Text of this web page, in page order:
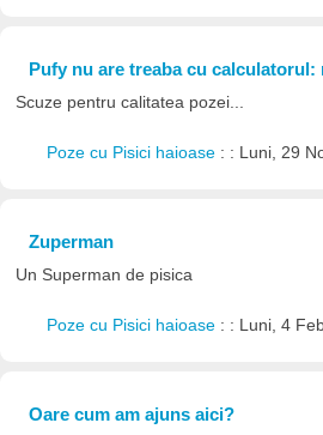
Pufy nu are treaba cu calculatorul:
Scuze pentru calitatea pozei...
Poze cu Pisici haioase : : Luni, 29
Zuperman
Un Superman de pisica
Poze cu Pisici haioase : : Luni, 4
Oare cum am ajuns aici?